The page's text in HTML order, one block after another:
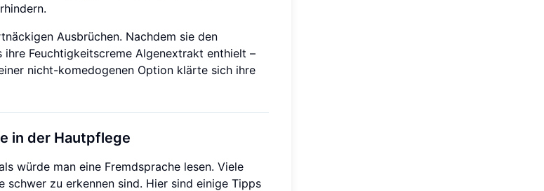
Ausbrüchen. Nachdem sie den
Feuchtigkeitscreme Algenextrakt enthielt –
nicht-komedogenen Option klärte sich ihre
in der Hautpflege
würde man eine Fremdsprache lesen. Viele
zu erkennen sind. Hier sind einige Tipps